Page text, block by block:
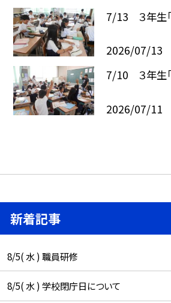
7/13 ３年生「
2026/07/13
7/10 ３年生「
2026/07/11
新着記事
8/5( 水 ) 職員研修
8/5( 水 ) 学校閉庁日について